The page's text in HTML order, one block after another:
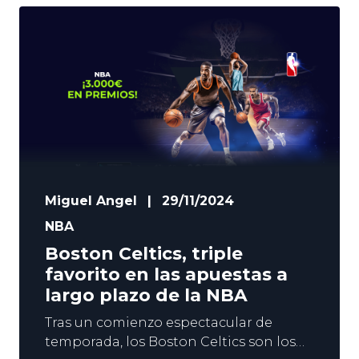
circuito WTA en 2025, para que hagas tu
apuesta deportiva a largo plazo en
YoSports. Sabalenka y Swiatek,
principales favoritas Aryna Sabalenka e
Iga Swiatek
Miguel Angel |
29/11/2024
NBA
Boston Celtics, triple
favorito en las apuestas a
largo plazo de la NBA
Tras un comienzo espectacular de
temporada, los Boston Celtics son los